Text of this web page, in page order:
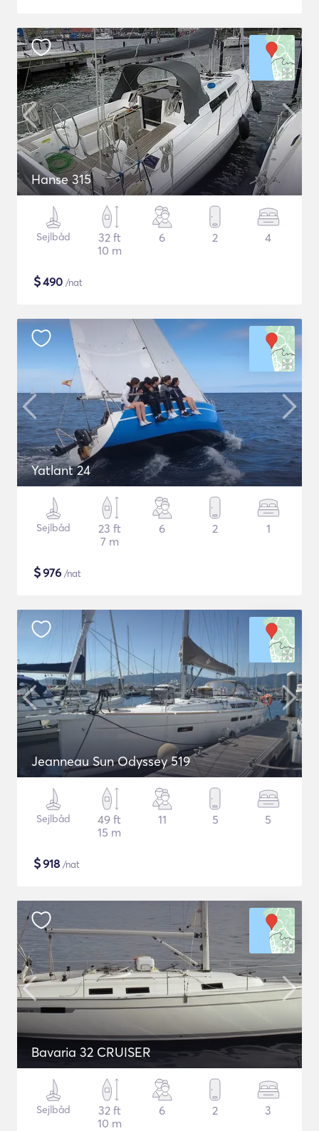
Hanse 315
Sejlbåd
32 ft
10 m
6 2 4
$490 /nat
Yatlant 24
Sejlbåd
23 ft
7 m
6 2 1
$976 /nat
Jeanneau Sun Odyssey 519
Sejlbåd
49 ft
15 m
11 5 5
$918 /nat
Bavaria 32 CRUISER
Sejlbåd
32 ft
10 m
6 2 3